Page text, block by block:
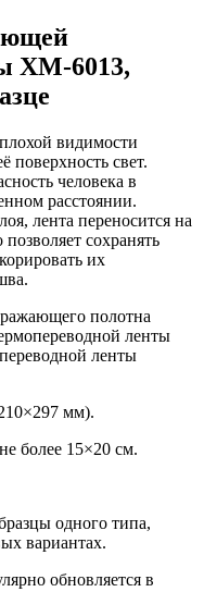
ХМ-6013,
видимости
поверхность свет.
человека в
расстоянии.
лента переносится на
сохранять
их
полотна
ленты
ленты
мм).
более 15×20 см.
одного типа,
вариантах.
обновляется в